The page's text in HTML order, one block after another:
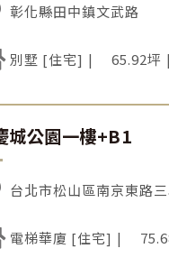
彰化縣田中鎮文武路
別墅 [住宅] 65.92坪
城公園一樓+B1
台北市松山區南京東路
電梯華廈 [住宅]